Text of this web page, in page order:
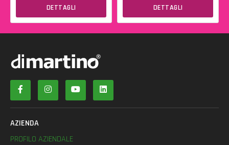
DETTAGLI DETTAGLI
AZIENDA
PROFILO AZIENDALE